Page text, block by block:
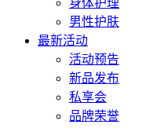
身体护理
男性护肤
最新活动
活动预告
新品发布
私享会
品牌荣誉